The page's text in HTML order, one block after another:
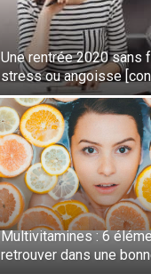
Une rentrée 2020 sans
stress ou angoisse
Multivitamines : 6
retrouver dans une